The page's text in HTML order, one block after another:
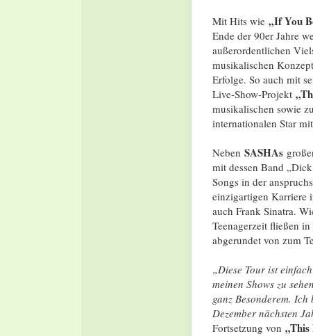
Mit Hits wie „If You
Ende der 90er Jahre
außerordentlichen
musikalischen
Erfolge. So auch mit
Live-Show-Projekt
musikalischen sowie
internationalen Star
Neben SASHAs
mit dessen Band
Songs in der
einzigartigen Karriere
auch Frank Sinatra.
Teenagerzeit fließen
abgerundet von zum
„Diese Tour ist
meinen Shows zu
ganz Besonderem.
Dezember nächsten
Fortsetzung von